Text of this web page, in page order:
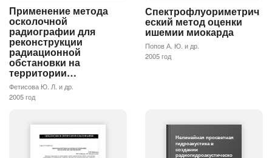
Применение метода
осколочной
радиографии для
реконструкции
радиационной
обстановки на
территории…
Фетисова Ю. Л. и др.
2005 год
Спектрофлуориметрич
еский метод оценки
ишемии миокарда
Попов А. Ю. и др.
2005 год
Нелинейная просветная
гидроакустика в
создании
радиогидроакустическо